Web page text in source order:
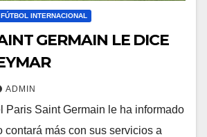
FÚTBOL INTERNACIONAL
GERMAIN LE DICE
ADMIN
Paris Saint Germain le ha informado
contará más con sus servicios a